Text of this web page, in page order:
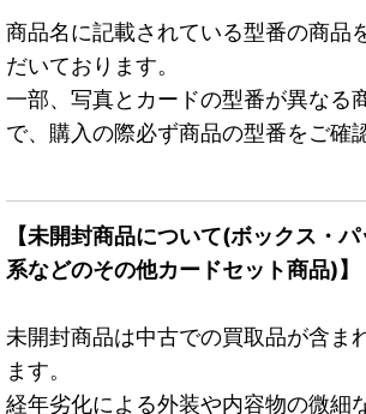
商品名に記載されている型番の商品
だいております。
一部、写真とカードの型番が異なる
で、購入の際必ず商品の型番をご確
【未開封商品について(ボックス・
系などのその他カードセット商品)】
未開封商品は中古での買取品が含ま
ます。
経年劣化による外装や内容物の微細